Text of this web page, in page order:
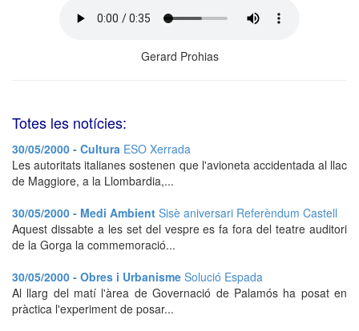
Gerard Prohias
Totes les notícies:
30/05/2000 - Cultura ESO Xerrada
Les autoritats italianes sostenen que l'avioneta accidentada al llac
de Maggiore, a la Llombardia,...
30/05/2000 - Medi Ambient Sisè aniversari Referèndum Castell
Aquest dissabte a les set del vespre es fa fora del teatre auditori
de la Gorga la commemoració...
30/05/2000 - Obres i Urbanisme Solució Espada
Al llarg del matí l'àrea de Governació de Palamós ha posat en
pràctica l'experiment de posar...